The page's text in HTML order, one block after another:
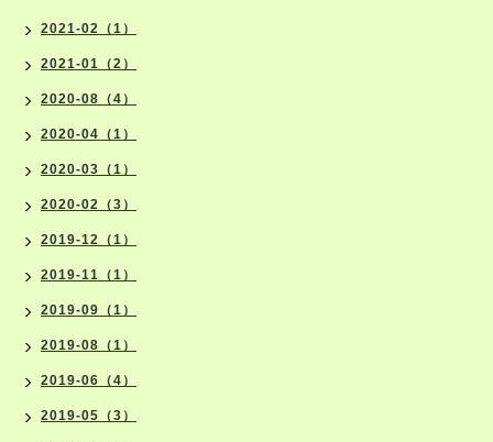
2021-02（1）
2021-01（2）
2020-08（4）
2020-04（1）
2020-03（1）
2020-02（3）
2019-12（1）
2019-11（1）
2019-09（1）
2019-08（1）
2019-06（4）
2019-05（3）